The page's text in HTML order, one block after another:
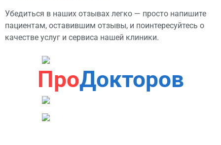
Убедиться в наших отзывах легко — просто напишите
пациентам, оставившим отзывы, и поинтересуйтесь о
качестве услуг и сервиса нашей клиники.
ПроДокторов